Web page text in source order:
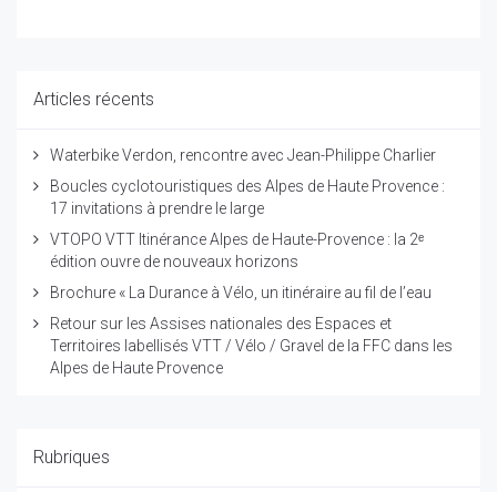
Articles récents
Waterbike Verdon, rencontre avec Jean-Philippe Charlier
Boucles cyclotouristiques des Alpes de Haute Provence :
17 invitations à prendre le large
VTOPO VTT Itinérance Alpes de Haute-Provence : la 2ᵉ
édition ouvre de nouveaux horizons
Brochure « La Durance à Vélo, un itinéraire au fil de l’eau
Retour sur les Assises nationales des Espaces et
Territoires labellisés VTT / Vélo / Gravel de la FFC dans les
Alpes de Haute Provence
Rubriques